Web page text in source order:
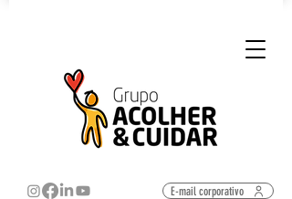
E-mail corporativo